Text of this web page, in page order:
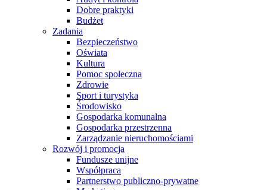
Dobre praktyki
Budżet
Zadania
Bezpieczeństwo
Oświata
Kultura
Pomoc społeczna
Zdrowie
Sport i turystyka
Środowisko
Gospodarka komunalna
Gospodarka przestrzenna
Zarządzanie nieruchomościami
Rozwój i promocja
Fundusze unijne
Współpraca
Partnerstwo publiczno-prywatne